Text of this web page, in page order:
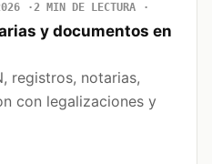
2 MIN DE LECTURA
y documentos en
registros, notarias,
con legalizaciones y